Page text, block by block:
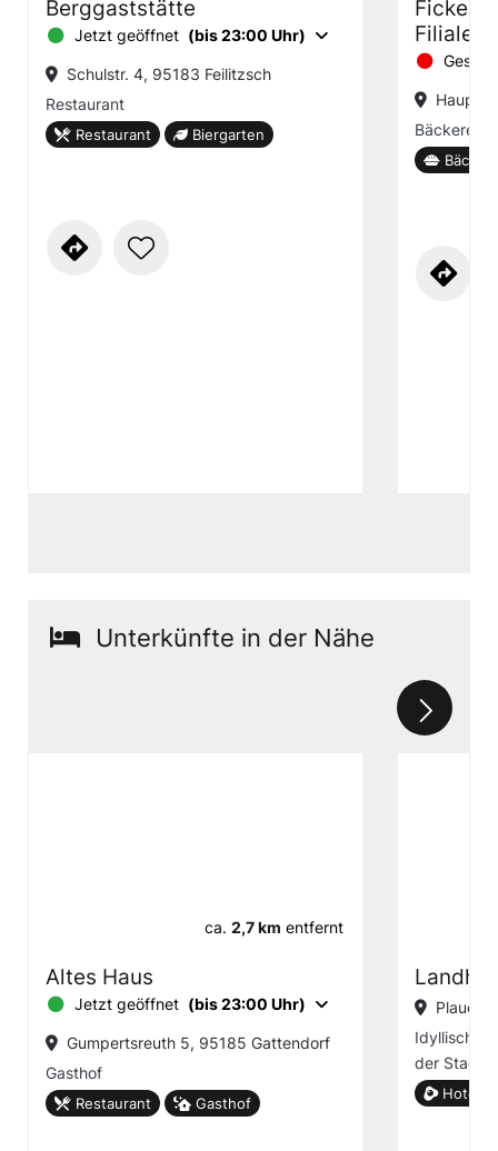
Berggaststätte
Jetzt geöffnet (bis 23:00 Uhr)
Schulstr. 4, 95183 Feilitzsch
Restaurant
Restaurant Biergarten
Filiale
Bäckerei
Unterkünfte in der Nähe
ca. 2,7 km entfernt
Altes Haus
Jetzt geöffnet (bis 23:00 Uhr)
Gumpertsreuth 5, 95185 Gattendorf
Gasthof
Restaurant Gasthof
Idyllisch
der Stadt
Hotel